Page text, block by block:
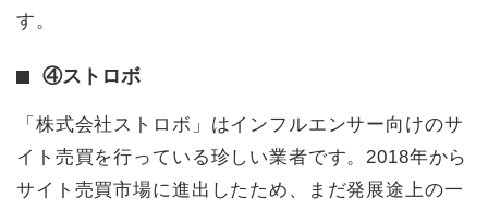
す。
④ストロボ
「株式会社ストロボ」はインフルエンサー向けのサ
イト売買を行っている珍しい業者です。2018年から
サイト売買市場に進出したため、まだ発展途上の一